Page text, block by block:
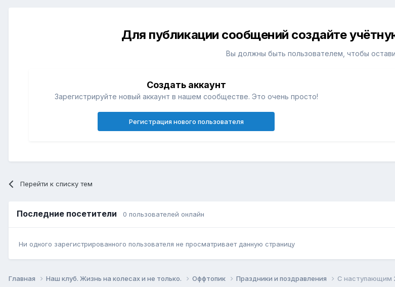
Для публикации сообщений создайте
Вы должны быть пользователем, чтобы
Создать аккаунт
Зарегистрируйте новый аккаунт в нашем сообществе. Это очень просто!
Регистрация нового пользователя
Перейти к списку тем
Последние посетители 0 пользователей онлайн
Ни одного зарегистрированного пользователя не просматривает данную страницу
Главная Наш клуб. Жизнь на колесах и не только. Оффтопик Праздники и поздравления С наступающим